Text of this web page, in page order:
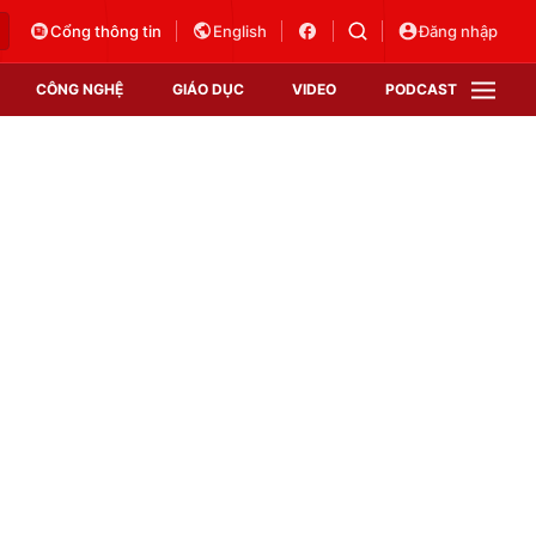
Cổng thông tin English Đăng nhập
CÔNG NGHỆ GIÁO DỤC VIDEO PODCAST